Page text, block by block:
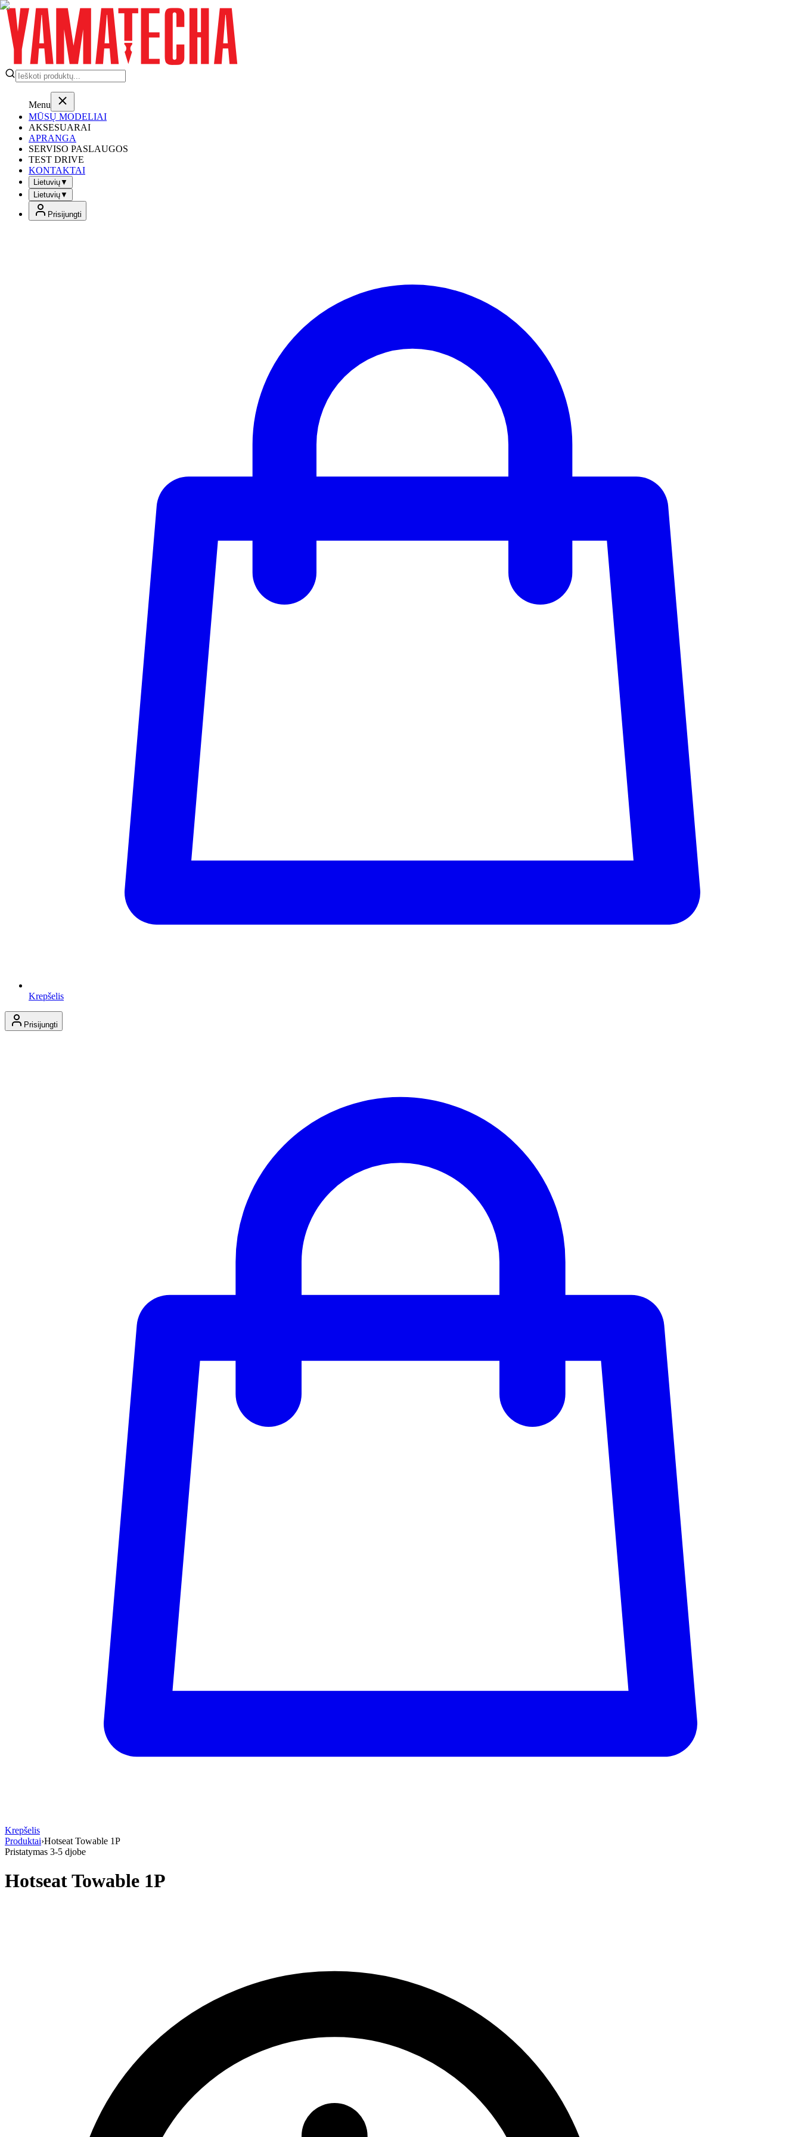
Menu
MŪSŲ MODELIAI
AKSESUARAI
APRANGA
SERVISO PASLAUGOS
TEST DRIVE
KONTAKTAI
Lietuvių▼
Lietuvių▼
Prisijungti
Krepšelis
Prisijungti
Krepšelis
Produktai›Hotseat Towable 1P
Pristatymas 3-5 djobe
Hotseat Towable 1P